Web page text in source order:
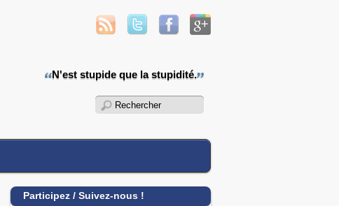
N'est stupide que la stupidité.
Participez / Suivez-nous !